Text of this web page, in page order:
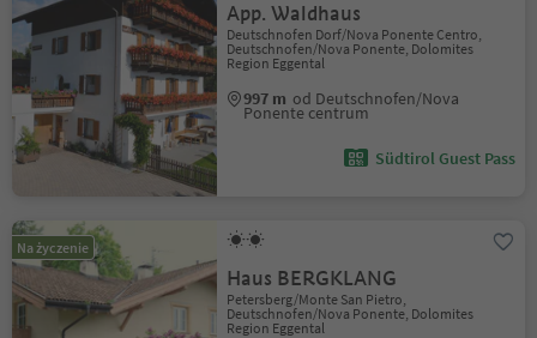
App. Waldhaus
Deutschnofen Dorf/Nova Ponente Centro,
Deutschnofen/Nova Ponente, Dolomites
Region Eggental
997 m od Deutschnofen/Nova
Ponente centrum
Südtirol Guest Pass
Na życzenie
Haus BERGKLANG
Petersberg/Monte San Pietro,
Deutschnofen/Nova Ponente, Dolomites
Region Eggental